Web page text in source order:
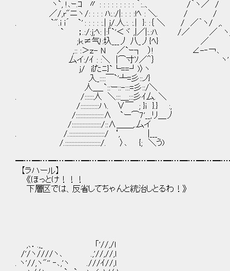
ヽ`, !､ｰ.ｺ 〃 : : : : : : : : : ｀:..、 /｀ヽ／ /
／/,r"ニヽ /: : : : ﾊ:.:/|: : : :lﾍ : ＼. / /
. `".i i´ `' : : : : :.| j/.人.:. :.| }: :｛ ＼ / ／｀ヽ/
` ；.:/:j;ﾍ: |:｢`'＜ヾ ,|／|:.:ﾊ. /／ ／ ヽ_,
;ｋ≠气!:圦___丿 八_丿{ﾍ} ／
,:: :＞ｚ- N ／`ｰ┐ ）! ∠-‐￢､
厶イ:/ｲ : :＼ |⌒寸ｿ／＾｝ ヽ'
j/ i{たﾆ}`└==┘)〉ヽ
入_::::￣`'┴=彡::ノ}
人＿_`::ー::-:::=彡::/＼
. /::::::人 ＼:::＿:::彡ｲ厶. ＼
/::::::::::::ハ. ∨￣ ; }i }.} :,
/::::::::::::::::::∧ `ー⌒7'__,リ＿丿
/:::::::::::::::::::/::∧＿＿,.厶イ
. /.:::::::::::::::::::::::/ ‘, |___
/.:::::::::::::::::::::::/. 〉､ {; ＼う)
【ラハール】
《ほっとけ！！！
下層区では、反省してちゃんと統治しとるわ！》
,､．.,_ 「'//,/l
/'/ヽ////ヽ､ .,'//,//,l
. ヽ'//,ヽ"'' ‐､,'ヽ .///ｲ//,l